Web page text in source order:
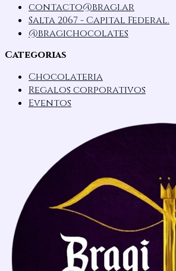
contacto@bragi.ar
Salta 2067 - Capital Federal.
@bragichocolates
Categorias
Chocolateria
Regalos corporativos
Eventos